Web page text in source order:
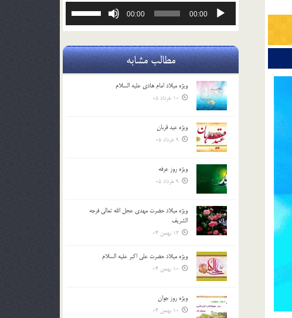
پخش‌کننده
00:00
00:00
یا
صدا
کلیدهای
مطالب مشابه
ویژه میلاد امام هادی علیه السلام
10 خرداد 05
ویژه عید قربان
9 خرداد 05
ویژه روز عرفه
9 خرداد 05
ویژه میلاد حضرت مهدی عجل الله تعالی فرجه
الشريف
13 بهمن 04
ویژه میلاد حضرت علی اکبر علیه السلام
10 بهمن 04
ویژه روز جوان
10 بهمن 04